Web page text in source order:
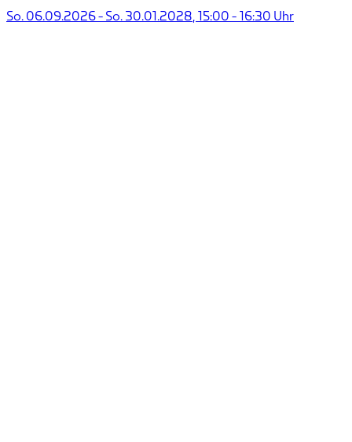
So. 06.09.2026- So. 30.01.2028, 15:00 - 16:30 Uhr